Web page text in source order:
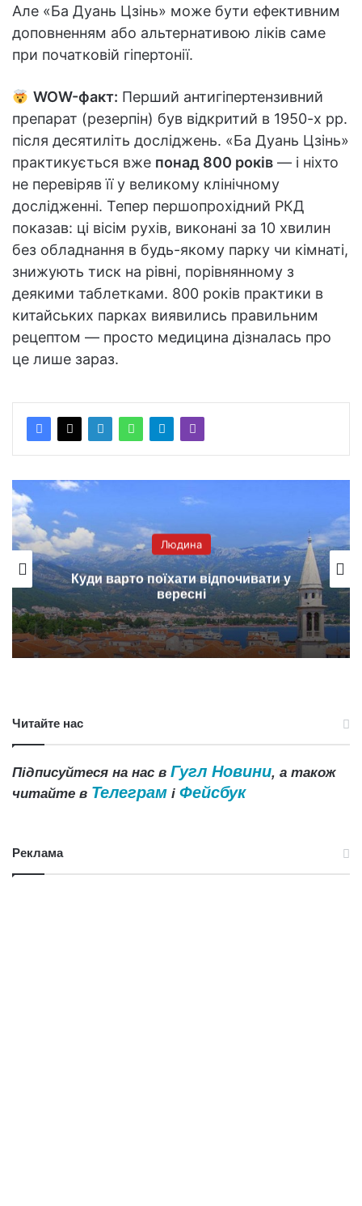
Але «Ба Дуань Цзінь» може бути ефективним
доповненням або альтернативою ліків саме
при початковій гіпертонії.
WOW-факт: Перший антигіпертензивний
препарат (резерпін) був відкритий в 1950-х рр.
після десятиліть досліджень. «Ба Дуань Цзінь»
практикується вже понад 800 років — і ніхто
не перевіряв її у великому клінічному
дослідженні. Тепер першопрохідний РКД
показав: ці вісім рухів, виконані за 10 хвилин
без обладнання в будь-якому парку чи кімнаті,
знижують тиск на рівні, порівнянному з
деякими таблетками. 800 років практики в
китайських парках виявились правильним
рецептом — просто медицина дізналась про
це лише зараз.
Людина
Куди варто поїхати відпочивати у
вересні
Читайте нас
Підписуйтеся на нас в Гугл Новини, а також
читайте в Телеграм і Фейсбук
Реклама